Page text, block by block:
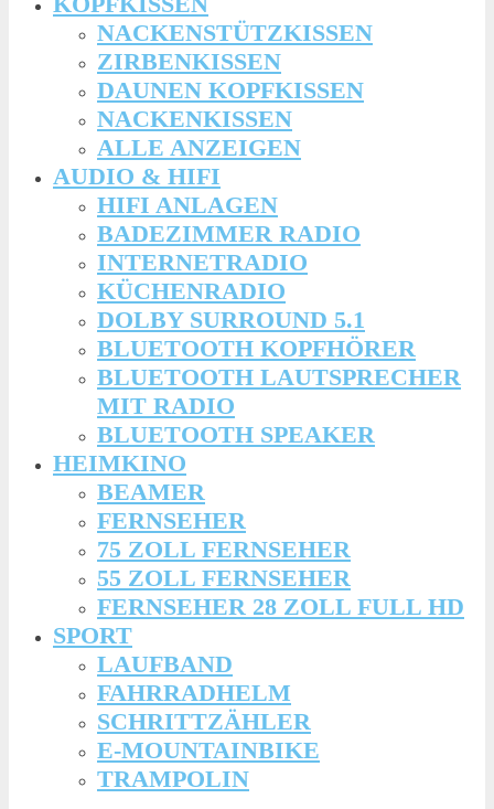
NACKENSTÜTZKISSEN
ZIRBENKISSEN
DAUNEN KOPFKISSEN
NACKENKISSEN
ALLE ANZEIGEN
AUDIO & HIFI
HIFI ANLAGEN
BADEZIMMER RADIO
INTERNETRADIO
KÜCHENRADIO
DOLBY SURROUND 5.1
BLUETOOTH KOPFHÖRER
BLUETOOTH LAUTSPRECHER
MIT RADIO
BLUETOOTH SPEAKER
HEIMKINO
BEAMER
FERNSEHER
75 ZOLL FERNSEHER
55 ZOLL FERNSEHER
FERNSEHER 28 ZOLL FULL HD
SPORT
LAUFBAND
FAHRRADHELM
SCHRITTZÄHLER
E-MOUNTAINBIKE
TRAMPOLIN